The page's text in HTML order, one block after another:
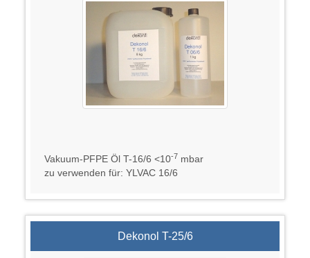
Vakuum-PFPE Öl T-16/6 <10-7 mbar
zu verwenden für: YLVAC 16/6
Dekonol T-25/6